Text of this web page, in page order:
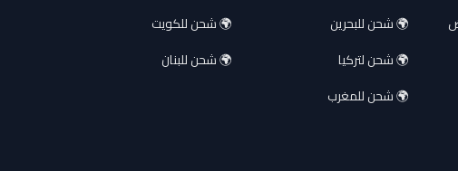
🌍 شحن للبحرين
🌍 شحن للكويت
🌍 شحن لتركيا
🌍 شحن للبنان
🌍 شحن للمغرب